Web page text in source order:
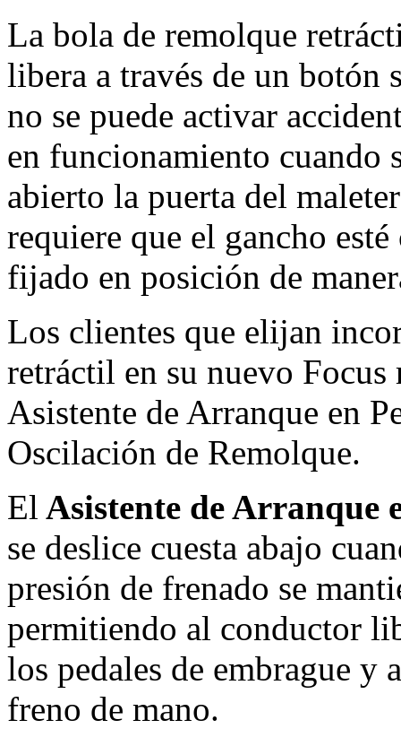
La bola de remolque
libera a través de un botón
no se puede activar
en funcionamiento cuando
abierto la puerta del
requiere que el gancho
fijado en posición de
Los clientes que elijan
retráctil en su nuevo
Asistente de Arranque en
Oscilación de Remolque.
El Asistente de Arranque
se deslice cuesta abajo
presión de frenado se
permitiendo al conductor
los pedales de embrague y
freno de mano.